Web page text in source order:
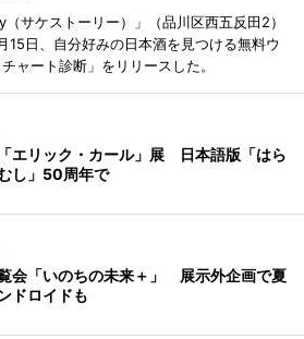
サケストーリー）」（品川区西五反田2）
15日、自分好みの日本酒を見つける無料ウ
ャート診断」をリリースした。
エリック・カール」展 日本語版「はら
し」50周年で
会「いのちの未来＋」 展示外企画で夏
ドロイドも